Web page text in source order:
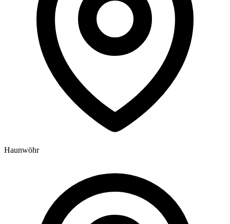
Haunwöhr